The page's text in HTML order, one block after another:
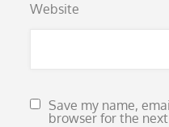
Website
Save my name,
browser for the